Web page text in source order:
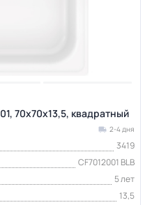
70х70х13,5, квадратный
2-4 дня
3419
CF7012001 BLB
5 лет
13,5